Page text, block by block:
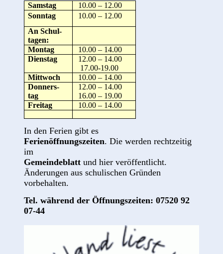
Samstag
10.00 – 12.00
Sonntag
10.00 – 12.00
An Schul-
tagen:
Montag
10.00 – 14.00
Dienstag
12.00 – 14.00
17.00-19.00
Mittwoch
10.00 – 14.00
Donners-
tag
12.00 – 14.00
16.00 – 19.00
Freitag
10.00 – 14.00
In den Ferien gibt es
Ferienöffnungszeiten. Die werden rechtzeitig
im
Gemeindeblatt und hier veröffentlicht.
Änderungen aus schulischen Gründen
vorbehalten.
Tel. während der Öffnungszeiten: 07520 92
07-44